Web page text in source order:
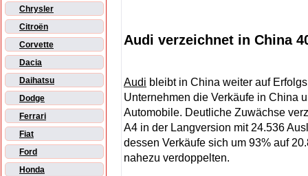
Chrysler
Citroën
Corvette
Dacia
Daihatsu
Dodge
Ferrari
Fiat
Ford
Honda
Audi verzeichnet in China
Audi bleibt in China weiter auf
Unternehmen die Verkäufe in China
Automobile. Deutliche Zuwächse
A4 in der Langversion mit 24.536
dessen Verkäufe sich um 93% auf
nahezu verdoppelten.